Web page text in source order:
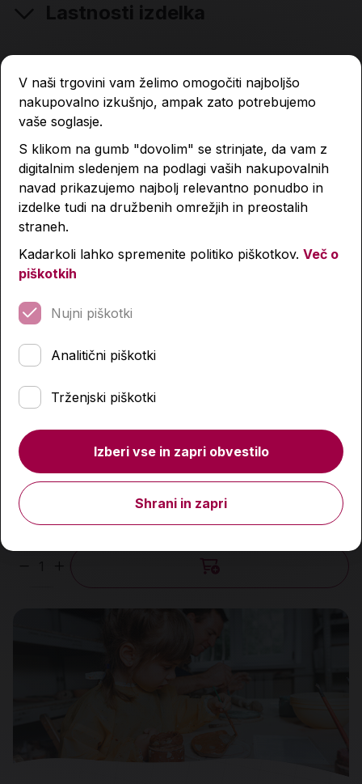
Lastnosti izdelka
Ločilni listi A4, kartonski, 10-delni, oštevilčen, bel
3,59 €
V naši trgovini vam želimo omogočiti najboljšo
nakupovalno izkušnjo, ampak zato potrebujemo
vaše soglasje.
S klikom na gumb "dovolim" se strinjate, da vam z
digitalnim sledenjem na podlagi vaših nakupovalnih
navad prikazujemo najbolj relevantno ponudbo in
izdelke tudi na družbenih omrežjih in preostalih
straneh.
Kadarkoli lahko spremenite politiko piškotkov. Več o
piškotkih
Nujni piškotki
Analitični piškotki
Trženjski piškotki
Izberi vse in zapri obvestilo
Shrani in zapri